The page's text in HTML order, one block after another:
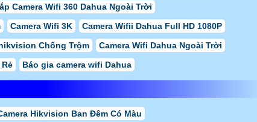
Camera Wifi 360 Dahua Ngoài Trời
Camera Wifi 3K
Camera Wifii Dahua Full HD 1080P
Chống Trộm
Camera Wifi Dahua Ngoài Trời
Báo gia camera wifi Dahua
Hikvision Ban Đêm Có Màu